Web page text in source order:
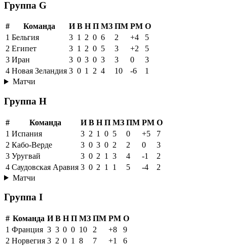
Группа G
# Команда И В Н П МЗ ПМ РМ О
1 Бельгия 3 1 2 0 6 2 +4
5
2 Египет 3 1 2 0 5 3 +2
5
3 Иран 3 0 3 0 3 3 0
3
4 Новая Зеландия 3 0 1 2 4 10 -6
1
Матчи
Группа H
# Команда И В Н П МЗ ПМ РМ О
1 Испания 3 2 1 0 5 0 +5
7
2 Кабо-Верде 3 0 3 0 2 2 0
3
3 Уругвай 3 0 2 1 3 4 -1
2
4 Саудовская Аравия 3 0 2 1 1 5 -4
2
Матчи
Группа I
# Команда И В Н П МЗ ПМ РМ О
1 Франция 3 3 0 0 10 2 +8
9
2 Норвегия 3 2 0 1 8 7 +1
6